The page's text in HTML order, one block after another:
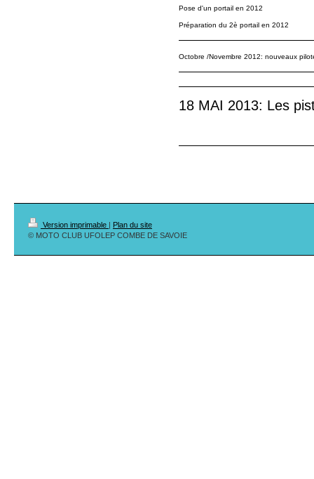
Pose d'un portail en 2012
Préparation du 2è portail en 2012
Octobre /Novembre 2012: nouveaux
18 MAI 2013: Les
Version imprimable | Plan du site
© MOTO CLUB UFOLEP COMBE DE SAVOIE